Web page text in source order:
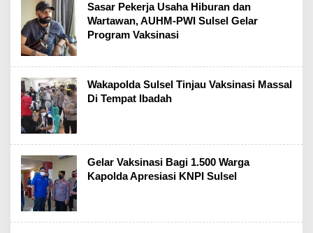
Sasar Pekerja Usaha Hiburan dan
Wartawan, AUHM-PWI Sulsel Gelar
Program Vaksinasi
Wakapolda Sulsel Tinjau Vaksinasi Massal
Di Tempat Ibadah
Gelar Vaksinasi Bagi 1.500 Warga
Kapolda Apresiasi KNPI Sulsel